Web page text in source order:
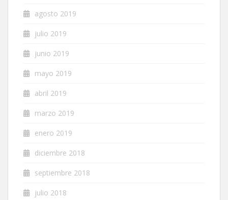
agosto 2019
julio 2019
junio 2019
mayo 2019
abril 2019
marzo 2019
enero 2019
diciembre 2018
septiembre 2018
julio 2018